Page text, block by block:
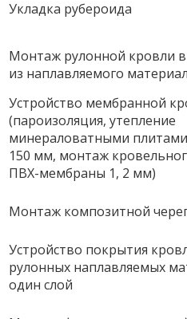
Укладка рубероида
Монтаж рулонной кровли
из наплавляемого
Устройство мембранной
(пароизоляция, утепление
минераловатными
150 мм, монтаж
ПВХ-мембраны 1, 2 мм)
Монтаж композитной
Устройство покрытия
рулонных наплавляемых
один слой